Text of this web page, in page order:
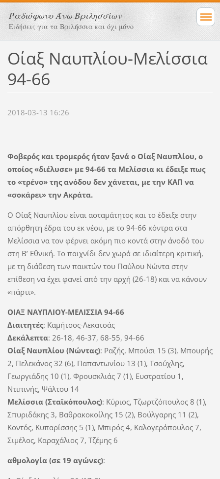
Ραδιόφωνο Άνω Βριλησσίων
Ειδήσεις για τα Βριλήσσια και όχι μόνο
Οίαξ Ναυπλίου-Μελίσσια
94-66
2018-03-13 16:26
Φοβερός και τρομερός ήταν ξανά ο Οίαξ Ναυπλίου, ο
οποίος «διέλυσε» με 94-66 τα Μελίσσια κι έδειξε πως
το «τρένο» της ανόδου δεν χάνεται, με την ΚΑΠ να
«σοκάρει» την Ακράτα.
Ο Οίαξ Ναυπλίου είναι ασταμάτητος και το έδειξε στην
απόρθητη έδρα του εκ νέου, με το 94-66 κόντρα στα
Μελίσσια να τον φέρνει ακόμη πιο κοντά στην άνοδό του
στη Β’ Εθνική. Το παιχνίδι δεν χωρά σε ιδιαίτερη κριτική,
με τη διάθεση των παικτών του Παύλου Νώντα στην
επίθεση να έχει φανεί από την αρχή (26-18) και να κάνουν
«πάρτι».
ΟΙΑΞ ΝΑΥΠΛΙΟΥ-ΜΕΛΙΣΣΙΑ 94-66
Διαιτητές: Καμήτσος-Λεκατσάς
Δεκάλεπτα: 26-18, 46-37, 68-55, 94-66
Οίαξ Ναυπλίου (Νώντας): Ραζής, Μπούσι 15 (3), Μπουρής
2, Πελεκάνος 32 (6), Παπαντωνίου 13 (1), Τσούχλης,
Γεωργιάδης 10 (1), Φρουσκλιάς 7 (1), Ευστρατίου 1,
Ντιπινής, Ψάλτου 14
Μελίσσια (Σταϊκόπουλος): Κύριος, Τζωρτζόπουλος 8 (1),
Σπυριδάκης 3, Βαθρακοκοίλης 15 (2), Βούλγαρης 11 (2),
Κοντός, Κυπαρίσσης 5 (1), Μπιρός 4, Καλογερόπουλος 7,
Σιμέλος, Καραχάλιος 7, Τζέμης 6
αθμολογία (σε 19 αγώνες):